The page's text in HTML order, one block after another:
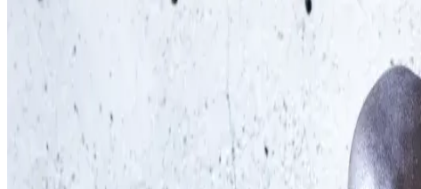
Nouveaux basiques modernes tels que T-shirts, polos, sweat-
17 octobre 2023